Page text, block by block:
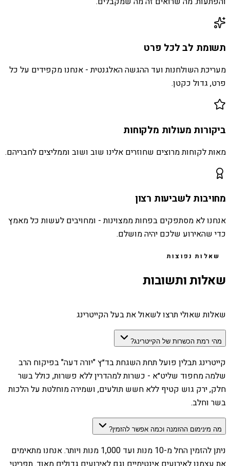
תשומת לב לכל פרט
מעריכת השולחנות ועד ההגשה האלגנטית - אנחנו מקפידים על כל
פרט, גדול כקטן.
ביקורות מעולות מלקוחות
מאות לקוחות מרוצים שחוזרים אלינו שוב ושוב וממליצים לחבריהם.
מחויבות לשביעות רצון
אנחנו לא מסתפקים בפחות ממצוינות - ומחויבים לעשות כל מאמץ
כדי שהאירוע שלכם יהיה מושלם.
שאלות נפוצות
שאלות ותשובות
שאלות שאולי תרצו לשאול את בעל הקייטרינג
מהי רמת הכשרות של הקייטרינג?
קייטרינג תבלין פועל תחת השגחת בד״ץ "יורה דעה" בפיקוח הרב
שלמה מחפוד שליט״א - כשרות למהדרין ללא פשרות, כולל בשר
חלק, ירק גוש קטיף ללא חשש תולעים, ושמירה מוחלטת על הלכות
בשר וחלב.
מה מינימום ההזמנה וכמה אפשר להזמין?
ניתן להזמין החל מ-10 מנות ועד 1,000 מנות ויותר. אנחנו מתאימים